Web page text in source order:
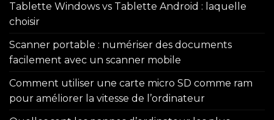
Tablette Windows vs Tablette Android : laquelle
choisir
Scanner portable : numériser des documents
facilement avec un scanner mobile
Comment utiliser une carte micro SD comme ram
pour améliorer la vitesse de l’ordinateur